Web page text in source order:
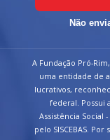
Não
A Fundação Pró-
uma entidade de
lucrativos,
federal. Possui
Assistência Social -
pelo SISCEBAS.